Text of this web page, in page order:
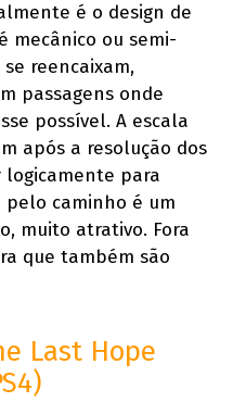
é o design de
mecânico ou semi-
reencaixam,
passagens onde
possível. A escala
após a resolução dos
para
pelo caminho é um
muito atrativo. Fora
que também são
Last Hope